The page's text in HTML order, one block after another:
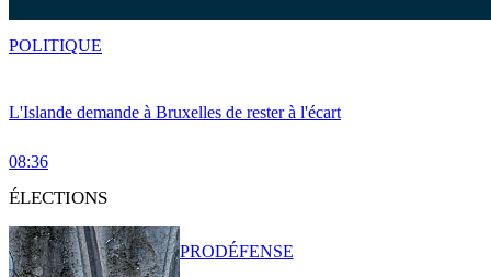
L'Islande demande à Bruxelles de rester à l'écart
08:36
POLITIQUE
ÉLECTIONS
PRODÉFENSE